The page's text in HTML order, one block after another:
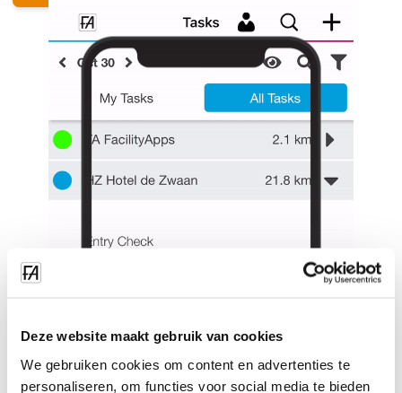
Deze website maakt gebruik van cookies
We gebruiken cookies om content en advertenties te
personaliseren, om functies voor social media te bieden